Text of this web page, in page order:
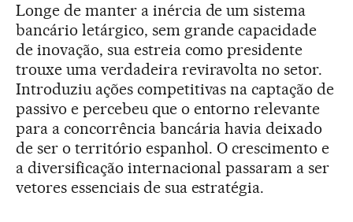
Longe de manter a inércia de um sistema
bancário letárgico, sem grande capacidade
de inovação, sua estreia como presidente
trouxe uma verdadeira reviravolta no setor.
Introduziu ações competitivas na captação de
passivo e percebeu que o entorno relevante
para a concorrência bancária havia deixado
de ser o território espanhol. O crescimento e
a diversificação internacional passaram a ser
vetores essenciais de sua estratégia.